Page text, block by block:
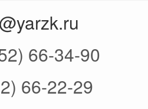
66-34-90
66-22-29